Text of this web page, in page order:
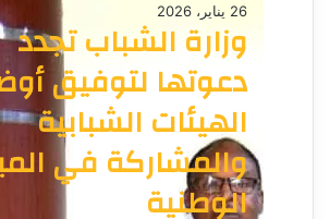
26 يناير، 2026
وزارة الشباب تجدد
دعوتها لتوفيق
الهيئات الشبابية
والمشاركة في
الوطنية